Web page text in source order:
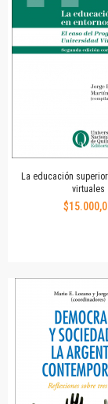
Fondo
La
Otros
Unidad de
Ideas
Unidad de
La educación
virtuales